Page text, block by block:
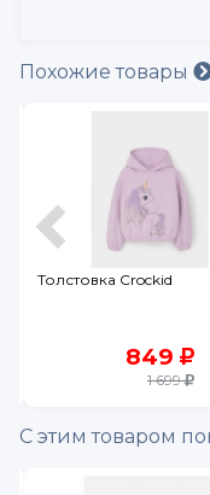
Похожие товары
Толстовка Crockid
849
1 699
С этим товаром